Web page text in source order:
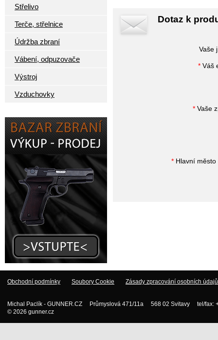
Střelivo
Terče, střelnice
Údržba zbraní
Vábení, odpuzovače
Výstroj
Vzduchovky
Dotaz k
Vaše
* Váš
* Vaše
* Hlavní město
Obchodní podmínky Soubory Cookie Zásady zpracování osobních údajů
Michal Paclík - GUNNER.CZ Průmyslová 471/11a 568 02 Svitavy tel/
© 2026 gunner.cz